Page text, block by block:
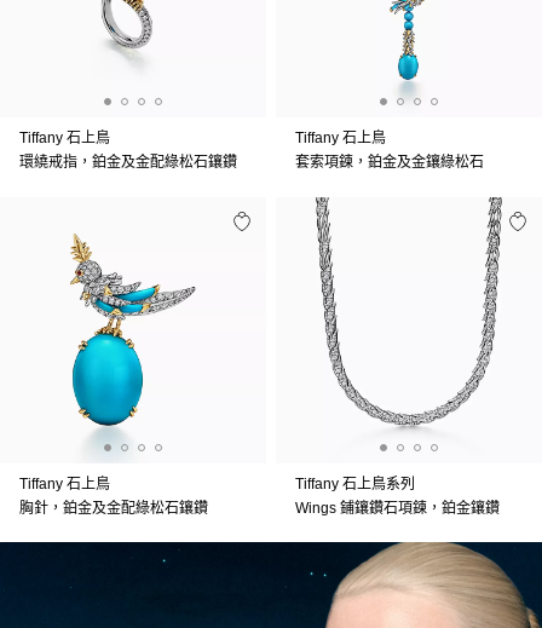
Tiffany 石上鳥
環繞戒指，鉑金及金配綠松石鑲鑽
Tiffany 石上鳥
套索項鍊，鉑金及金鑲綠松石
Tiffany 石上鳥
胸針，鉑金及金配綠松石鑲鑽
Tiffany 石上鳥系列
Wings 鋪鑲鑽石項鍊，鉑金鑲鑽